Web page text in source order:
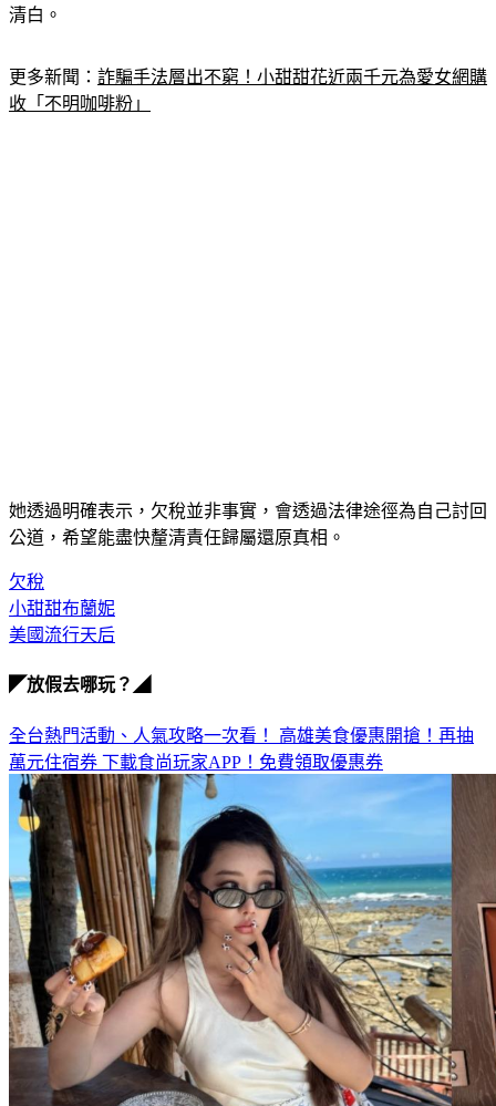
清白。
更多新聞： 詐騙手法層出不窮！小甜甜花近兩千元為愛女網購
收「不明咖啡粉」
她透過明確表示，欠稅並非事實，會透過法律途徑為自己討回
公道，希望能盡快釐清責任歸屬還原真相。
欠稅
小甜甜布蘭妮
美國流行天后
◤放假去哪玩？◢
全台熱門活動、人氣攻略一次看！ 高雄美食優惠開搶！再抽
萬元住宿券 下載食尚玩家APP！免費領取優惠券